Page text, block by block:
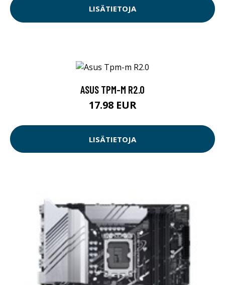
LISÄTIETOJA
ASUS TPM-M R2.0
17.98 EUR
LISÄTIETOJA